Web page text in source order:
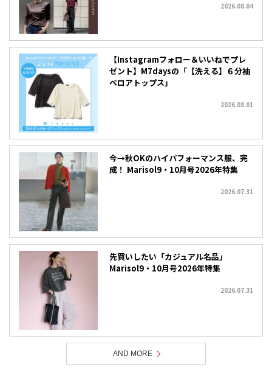
2026.08.04
【Instagramフォロー＆いいねでプレ
ゼント】M7daysの「【洗える】６分袖
ベロアトップス」
2026.08.01
今→秋OKのハイパフォーマンス服、完
成！ Marisol9・10月号2026年特集
2026.07.31
先買いしたい「カジュアル名品」
Marisol9・10月号2026年特集
2026.07.31
AND MORE